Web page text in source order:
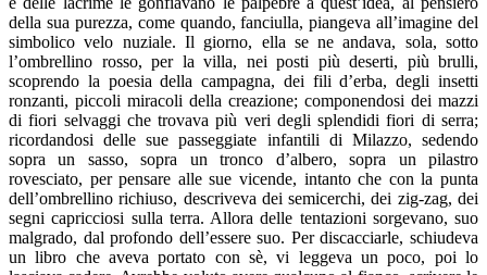
della sua purezza, come quando, fanciulla, piangeva all’imagine del
simbolico velo nuziale. Il giorno, ella se ne andava, sola, sotto
l’ombrellino rosso, per la villa, nei posti più deserti, più brulli,
scoprendo la poesia della campagna, dei fili d’erba, degli insetti
ronzanti, piccoli miracoli della creazione; componendosi dei mazzi
di fiori selvaggi che trovava più veri degli splendidi fiori di serra;
ricordandosi delle sue passeggiate infantili di Milazzo, sedendo
sopra un sasso, sopra un tronco d’albero, sopra un pilastro
rovesciato, per pensare alle sue vicende, intanto che con la punta
dell’ombrellino richiuso, descriveva dei semicerchi, dei zig-zag, dei
segni capricciosi sulla terra. Allora delle tentazioni sorgevano, suo
malgrado, dal profondo dell’essere suo. Per discacciarle, schiudeva
un libro che aveva portato con sè, vi leggeva un poco, poi lo